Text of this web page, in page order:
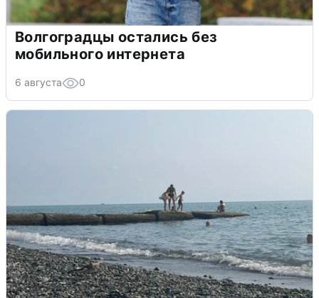
Волгоградцы остались без
мобильного интернета
6 августа 0